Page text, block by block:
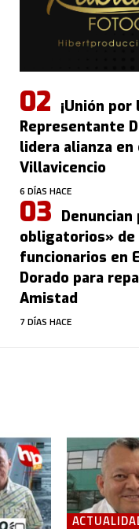
¡Unión por
Representante
lidera alianza en
Villavicencio
6 DÍAS HACE
obligatorios» de
funcionarios en
Dorado para
Amistad
7 DÍAS HACE